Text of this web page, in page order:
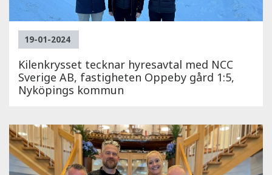
19-01-2024
Kilenkrysset tecknar hyresavtal med NCC
Sverige AB, fastigheten Oppeby gård 1:5,
Nyköpings kommun